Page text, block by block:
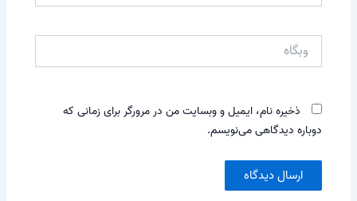
وبگاه
ذخیره نام، ایمیل و وبسایت من در مرورگر برای زمانی که
دوباره دیدگاهی می‌نویسم.